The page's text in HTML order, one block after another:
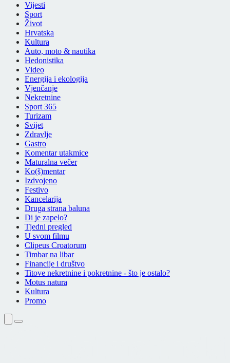
Vijesti
Sport
Život
Hrvatska
Kultura
Auto, moto & nautika
Hedonistika
Video
Energija i ekologija
Vjenčanje
Nekretnine
Sport 365
Turizam
Svijet
Zdravlje
Gastro
Komentar utakmice
Maturalna večer
Ko(š)mentar
Izdvojeno
Festivo
Kancelarija
Druga strana baluna
Di je zapelo?
Tjedni pregled
U svom filmu
Clipeus Croatorum
Timbar na libar
Financije i društvo
Titove nekretnine i pokretnine - što je ostalo?
Motus natura
Kultura
Promo